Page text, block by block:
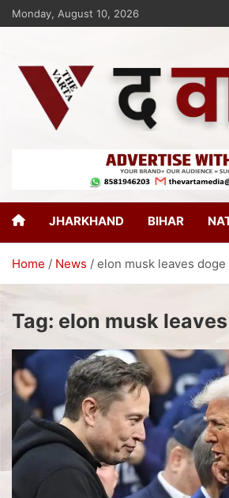
Monday, August 10, 2026
The Varta
JHARKHAND BIHAR
Home News elon musk leaves doge
Tag: elon musk